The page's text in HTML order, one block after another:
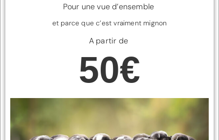
Pour une vue d’ensemble
et parce que c’est vraiment mignon
A partir de
50€